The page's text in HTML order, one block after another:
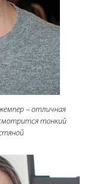
– отличная
тонкий